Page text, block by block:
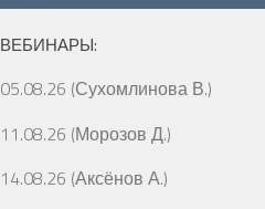
ВЕБИНАРЫ:
05.08.26 (Сухомлинова В.)
11.08.26 (Морозов Д.)
14.08.26 (Аксёнов А.)